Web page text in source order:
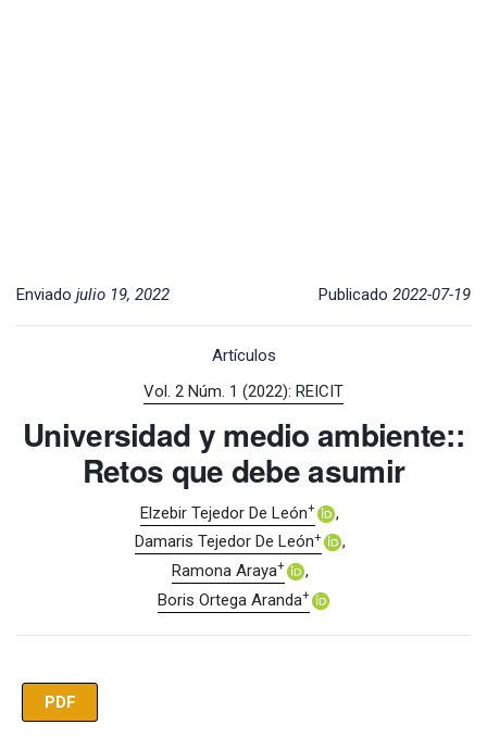
Enviado julio 19, 2022 Publicado 2022-07-19
Artículos
Vol. 2 Núm. 1 (2022): REICIT
Universidad y medio ambiente::
Retos que debe asumir
Elzebir Tejedor De León+
Damaris Tejedor De León+
Ramona Araya+
Boris Ortega Aranda+
PDF